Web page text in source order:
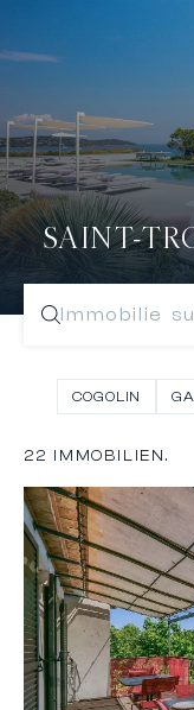
Immobilie
SAINT-
COGOLIN
22 IMMOBILIEN.